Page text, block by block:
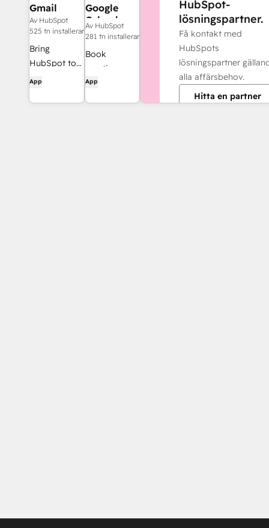
Gmail
Av HubSpot
525 tn installerar
Bring
HubSpot to
your inbox
HubSpot
App
Google
Calendar
Av HubSpot
281 tn installerar
Book
meetings
quickly and
App
HubSpot-
lösningspartner.
Få kontakt med
HubSpots
lösningspartner
alla affärsbehov.
Hitta en partner